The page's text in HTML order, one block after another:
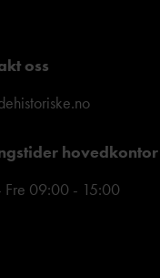
oss
hovedkontor
Fre 09:00 - 15:00